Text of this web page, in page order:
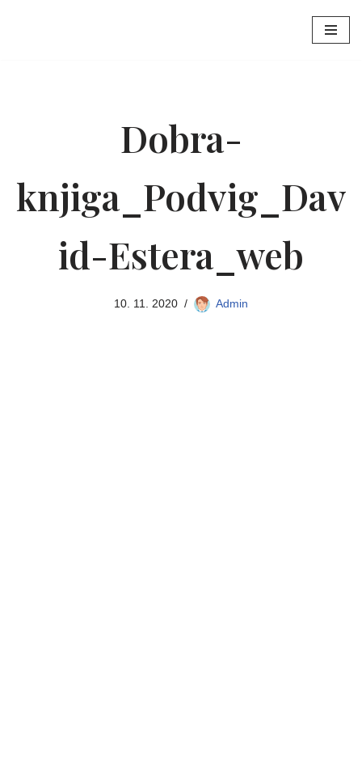
Dobra-
knjiga_Podvig_Dav
id-Estera_web
10. 11. 2020 Admin